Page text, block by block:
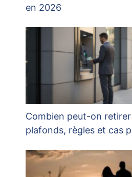
en 2026
Combien peut-on retirer
plafonds, règles et cas